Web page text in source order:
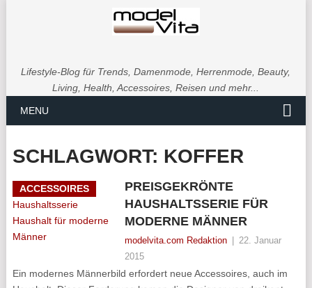
Lifestyle-Blog für Trends, Damenmode, Herrenmode, Beauty,
Living, Health, Accessoires, Reisen und mehr...
MENU
SCHLAGWORT: KOFFER
ACCESSOIRES
PREISGEKRÖNTE
HAUSHALTSSERIE FÜR
MODERNE MÄNNER
modelvita.com Redaktion
22. Januar
2015
Ein modernes Männerbild erfordert neue Accessoires, auch im